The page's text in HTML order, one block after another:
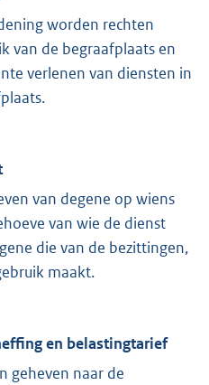
worden rechten
van de begraafplaats en
verlenen van diensten in
van degene op wiens
van wie de dienst
die van de bezittingen,
maakt.
en belastingtarief
geheven naar de